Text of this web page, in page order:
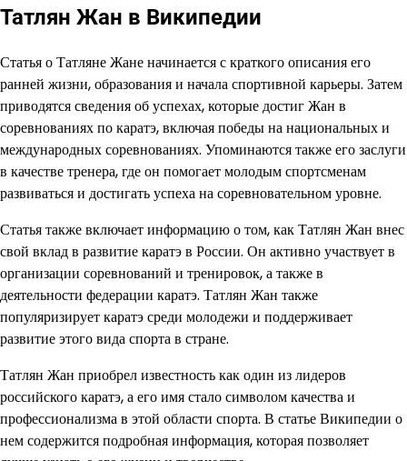
Татлян Жан в Википедии
Статья о Татляне Жане начинается с краткого описания его
ранней жизни, образования и начала спортивной карьеры. Затем
приводятся сведения об успехах, которые достиг Жан в
соревнованиях по каратэ, включая победы на национальных и
международных соревнованиях. Упоминаются также его заслуги
в качестве тренера, где он помогает молодым спортсменам
развиваться и достигать успеха на соревновательном уровне.
Статья также включает информацию о том, как Татлян Жан внес
свой вклад в развитие каратэ в России. Он активно участвует в
организации соревнований и тренировок, а также в
деятельности федерации каратэ. Татлян Жан также
популяризирует каратэ среди молодежи и поддерживает
развитие этого вида спорта в стране.
Татлян Жан приобрел известность как один из лидеров
российского каратэ, а его имя стало символом качества и
профессионализма в этой области спорта. В статье Википедии о
нем содержится подробная информация, которая позволяет